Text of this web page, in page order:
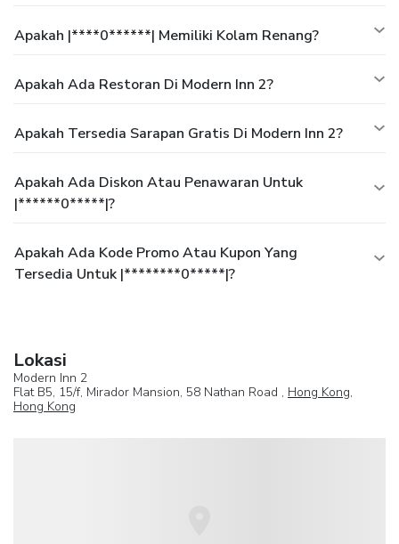
Apakah |****0******| Memiliki Kolam Renang?
Apakah Ada Restoran Di Modern Inn 2?
Apakah Tersedia Sarapan Gratis Di Modern Inn 2?
Apakah Ada Diskon Atau Penawaran Untuk
|******0*****|?
Apakah Ada Kode Promo Atau Kupon Yang
Tersedia Untuk |********0*****|?
Lokasi
Modern Inn 2
Flat B5, 15/f, Mirador Mansion, 58 Nathan Road , Hong Kong,
Hong Kong